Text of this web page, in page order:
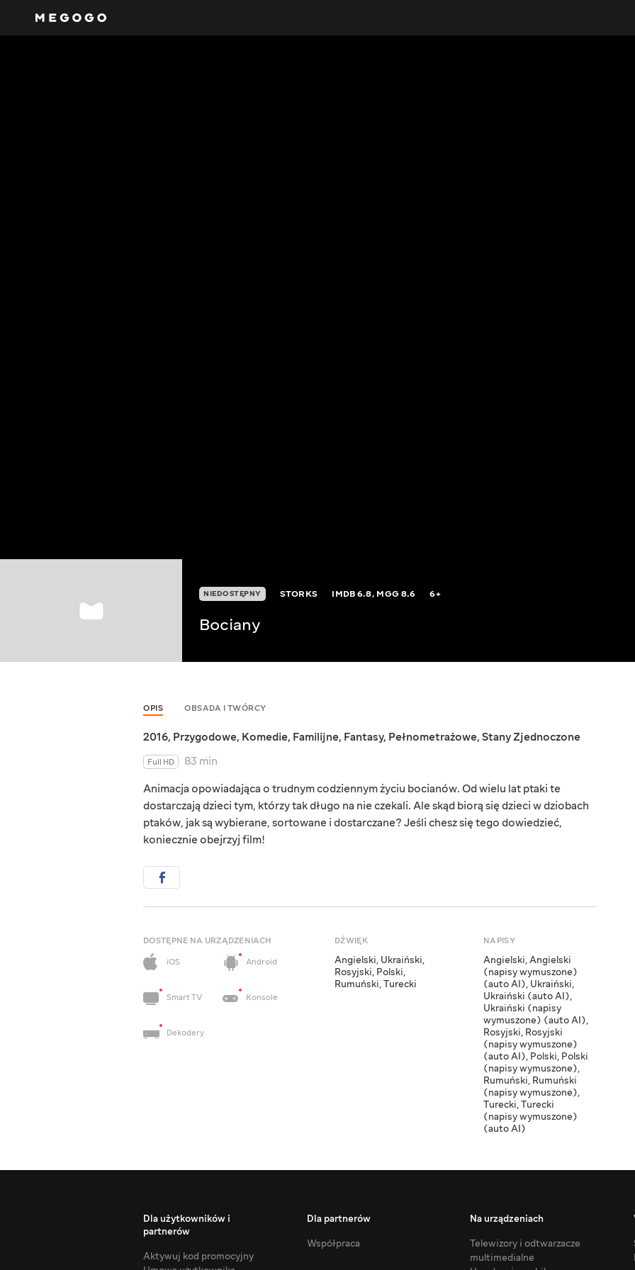
NIEDOSTĘPNY STORKS IMDB6.8, MGG8.6 6+
Bociany
OPIS OBSADA I TWÓRCY
2016, Przygodowe, Komedie, Familijne, Fantasy, Pełnometrażowe, Stany Zjednoczone
Full HD
83 min
Animacja opowiadająca o trudnym codziennym życiu bocianów. Od wielu lat ptaki te
dostarczają dzieci tym, którzy tak długo na nie czekali. Ale skąd biorą się dzieci w dziobach
ptaków, jak są wybierane, sortowane i dostarczane? Jeśli chesz się tego dowiedzieć,
koniecznie obejrzyj film!
DOSTĘPNE NA URZĄDZENIACH
iOS
Android
Smart TV Konsole
Dekodery
DŹWIĘK
Angielski, Ukraiński,
Rosyjski, Polski,
Rumuński,Turecki
NAPISY
Angielski,Angielski
(napisy wymuszone)
(auto AI), Ukraiński,
Ukraiński (auto AI),
Ukraiński (napisy
wymuszone) (auto AI),
Rosyjski, Rosyjski
(napisy wymuszone)
(auto AI), Polski, Polski
(napisy wymuszone),
Rumuński, Rumuński
(napisy wymuszone),
Turecki,Turecki
(napisy wymuszone)
(auto AI)
Dla użytkowników i
partnerów
Aktywuj kod promocyjny
Dla partnerów
Współpraca
Na urządzeniach
Telewizory i odtwarzacze
multimedialne